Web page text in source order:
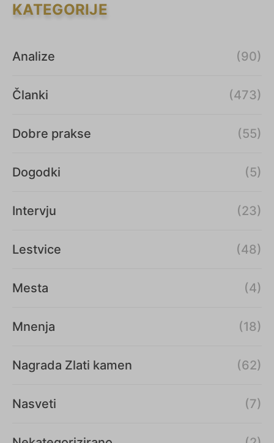
KATEGORIJE
Analize (90)
Članki (473)
Dobre prakse (55)
Dogodki (5)
Intervju (23)
Lestvice (48)
Mesta (4)
Mnenja (18)
Nagrada Zlati kamen (62)
Nasveti (7)